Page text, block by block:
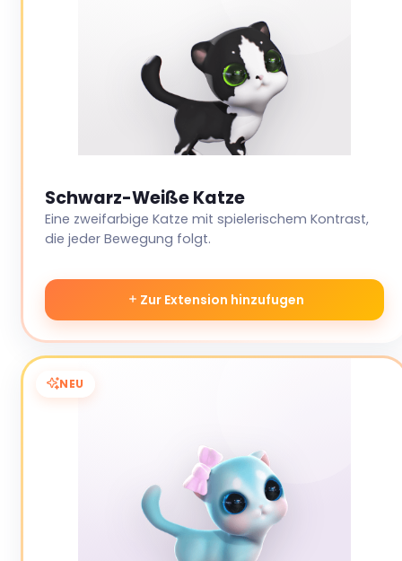
Schwarz-Weiße Katze
Eine zweifarbige Katze mit spielerischem Kontrast,
die jeder Bewegung folgt.
Zur Extension hinzufugen
NEU